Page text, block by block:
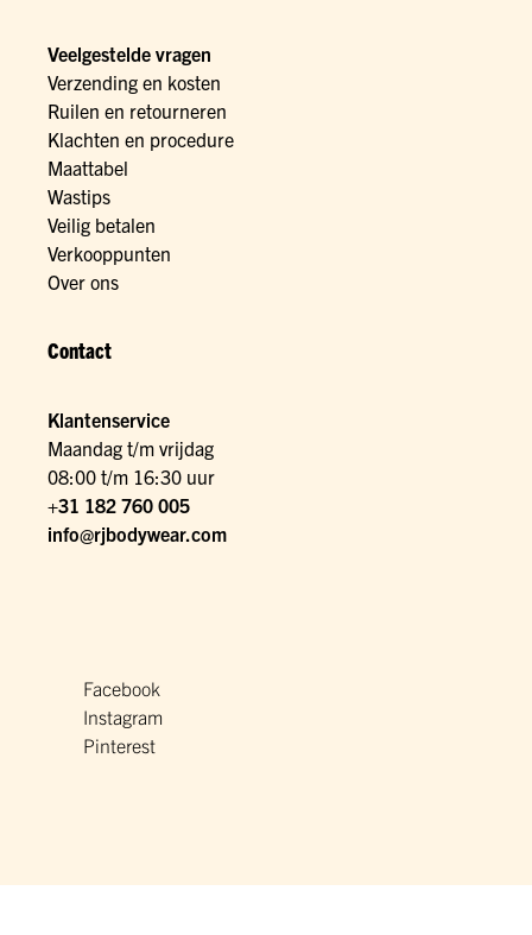
Veelgestelde vragen
Verzending en kosten
Ruilen en retourneren
Klachten en procedure
Maattabel
Wastips
Veilig betalen
Verkooppunten
Over ons
Contact
Klantenservice
Maandag t/m vrijdag
08:00 t/m 16:30 uur
+31 182 760 005
info@rjbodywear.com
Facebook
Instagram
Pinterest